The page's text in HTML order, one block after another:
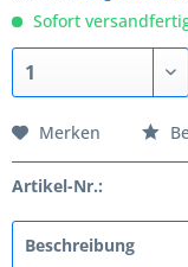
Sofort
Merken
Artikel-Nr.:
Beschreibung